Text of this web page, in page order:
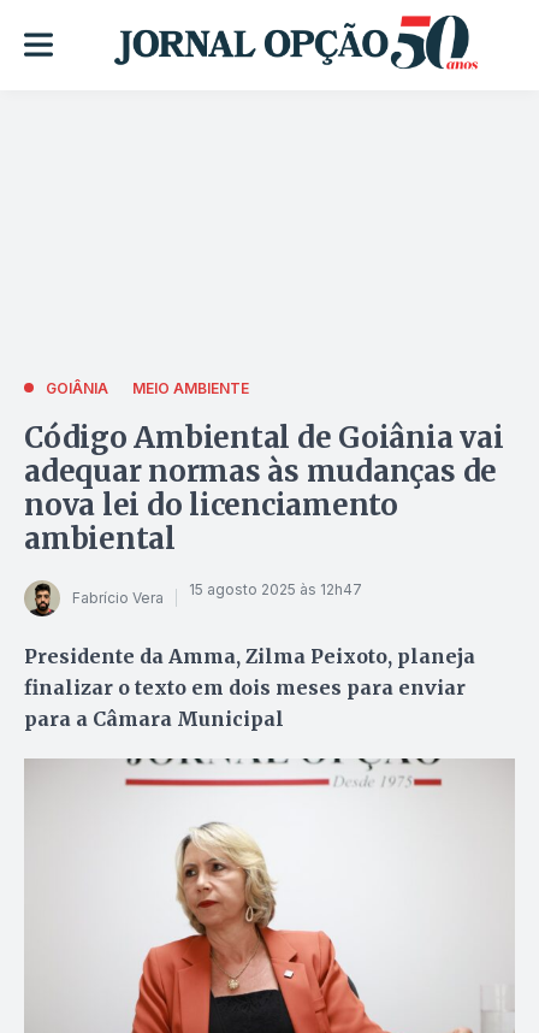
GOIÂNIA MEIO AMBIENTE
Código Ambiental de Goiânia vai
adequar normas às mudanças de
nova lei do licenciamento
ambiental
Fabrício Vera 15 agosto 2025 às 12h47
Presidente da Amma, Zilma Peixoto, planeja
finalizar o texto em dois meses para enviar
para a Câmara Municipal